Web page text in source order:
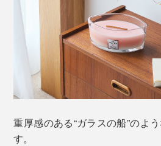
写真は「ハースウィックキャンドル」
い場合は、火が点いている状態
ことで、ススをガラス容器内に
「トリロジーハースウィック」
り、ロウが溶けるほどに香りが
す。1つのキャンドルから、3種
された香りがたっぷり楽しめ
す。
NEW！コージーキャビン
重厚感のある“ガラスの船”のよ
す。